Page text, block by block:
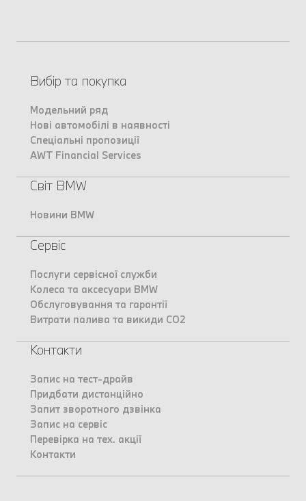
Вибір та покупка
Модельний ряд
Нові автомобілі в наявності
Спеціальні пропозиції
AWT Financial Services
Світ BMW
Новини BMW
Сервіс
Послуги сервісної служби
Колеса та аксесуари BMW
Обслуговування та гарантії
Витрати палива та викиди CO2
Контакти
Запис на тест-драйв
Придбати дистанційно
Запит зворотного дзвінка
Запис на сервіс
Перевірка на тех. акції
Контакти